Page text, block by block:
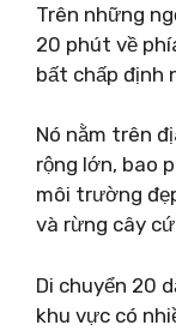
Trên những
20 phút về
bất chấp định
Nó nằm trên
rộng lớn, bao
môi trường
và rừng cây
Di chuyển 20
khu vực có